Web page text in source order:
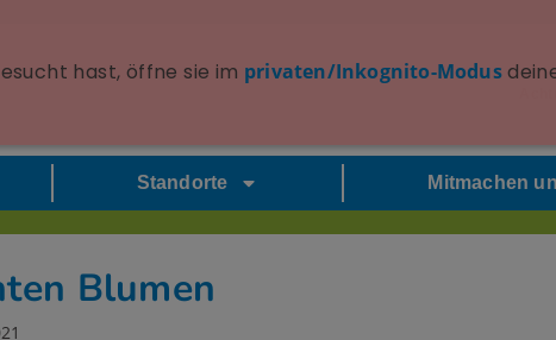
Standorte Mitmachen
Blumen
hast, öffne sie im privaten/Inkognito-Modus